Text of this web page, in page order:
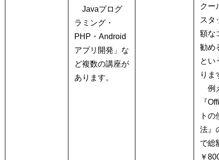
Javaプログ
ラミング・
PHP・Android
アプリ開発」な
ど複数の講座が
あります。
クー
スタ
額な
勧め
とい
り
例
『
トの
法』
で総
￥